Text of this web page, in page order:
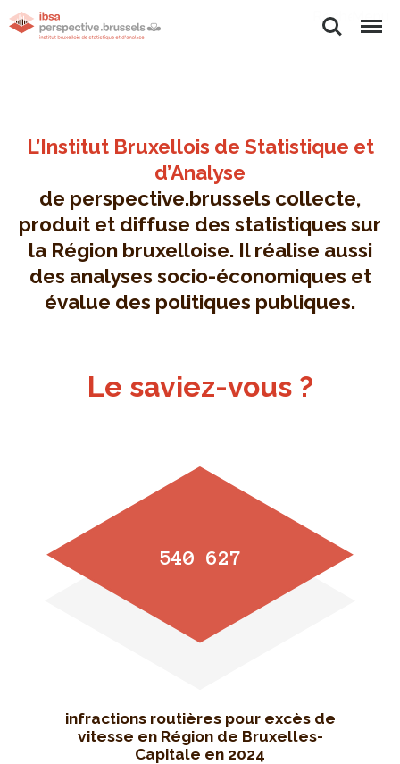
Rechercher
Menu
L’Institut Bruxellois de Statistique et
d’Analyse
de perspective.brussels collecte,
produit et diffuse des statistiques sur
la Région bruxelloise. Il réalise aussi
des analyses socio-économiques et
évalue des politiques publiques.
Le saviez-vous ?
540 627
infractions routières pour excès de
vitesse en Région de Bruxelles-
Capitale en 2024